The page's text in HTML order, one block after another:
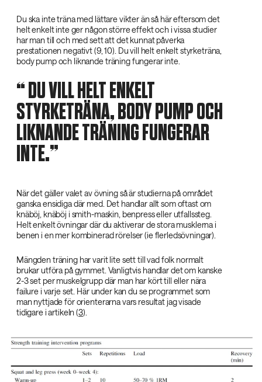
Du ska inte träna med lättare vikter än så här eftersom det
helt enkelt inte ger någon större effekt och i vissa studier
har man till och med sett att det kunnat påverka
prestationen negativt (9, 10). Du vill helt enkelt styrketräna,
body pump och liknande träning fungerar inte.
‌ DU VILL HELT ENKELT
STYRKETRÄNA, BODY PUMP OCH
LIKNANDE TRÄNING FUNGERAR
INTE.
När det gäller valet av övning så är studierna på området
ganska ensidiga där med. Det handlar allt som oftast om
knäböj, knäböj i smith-maskin, benpress eller utfallssteg.
Helt enkelt övningar där du aktiverar de stora musklerna i
benen i en mer kombinerad rörelser (ie flerledsövningar).
Mängden träning har varit lite sett till vad folk normalt
brukar utföra på gymmet. Vanligtvis handlar det om kanske
2-3 set per muskelgrupp där man har kört till eller nära
failure i varje set. Här under kan du se programmet som
man nyttjade för orienterarna vars resultat jag visade
tidigare i artikeln (3).